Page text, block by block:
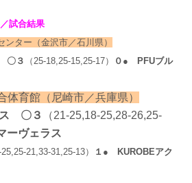
試合結果
ター（金沢市／石川県）
３ （25-18,25-15,25-17）
０● PFUブル
体育館 （尼崎市／兵庫県）
〇３
（21-25,18-25,28-26,25-
ヴェラス
25,25-21,33-31,25-13）
１● KUROBEアク